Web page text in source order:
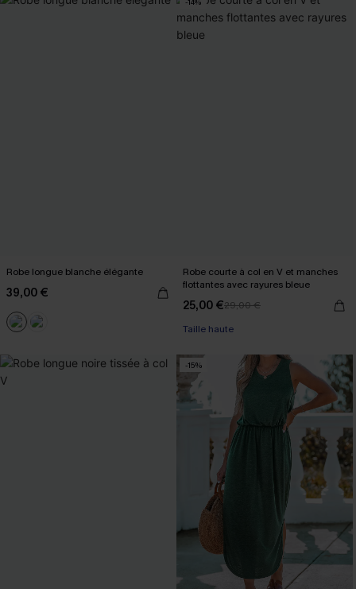
Robe longue blanche élégante
39,00 €
Robe courte à col en V et manches
flottantes avec rayures bleue
25,00 €29,00 €
Taille haute
-15%